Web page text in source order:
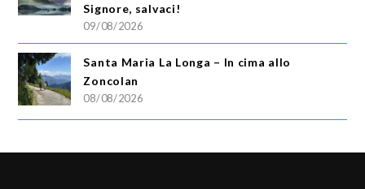
Signore, salvaci!
09/08/2026
Santa Maria La Longa – In cima allo
Zoncolan
08/08/2026